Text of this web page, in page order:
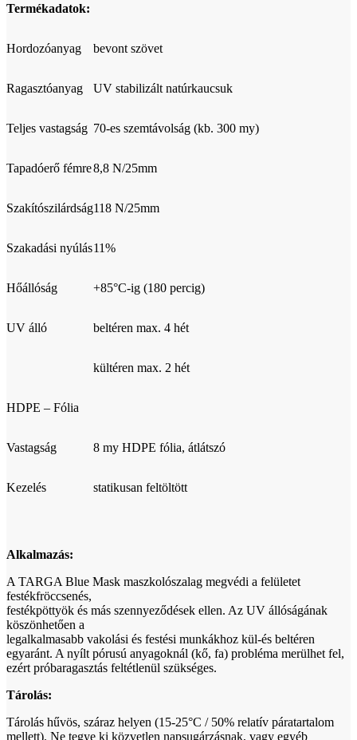
Termékadatok:
Hordozóanyag bevont szövet
Ragasztóanyag UV stabilizált natúrkaucsuk
Teljes vastagság 70-es szemtávolság (kb. 300 my)
Tapadóerő fémre8,8 N/25mm
Szakítószilárdság118 N/25mm
Szakadási nyúlás11%
Hőállóság +85°C-ig (180 percig)
UV álló beltéren max. 4 hét
kültéren max. 2 hét
HDPE – Fólia
Vastagság 8 my HDPE fólia, átlátszó
Kezelés statikusan feltöltött
Alkalmazás:
A TARGA Blue Mask maszkolószalag megvédi a felületet
festékfröccsenés,
festékpöttyök és más szennyeződések ellen. Az UV állóságának
köszönhetően a
legalkalmasabb vakolási és festési munkákhoz kül-és beltéren
egyaránt. A nyílt pórusú anyagoknál (kő, fa) probléma merülhet fel,
ezért próbaragasztás feltétlenül szükséges.
Tárolás:
Tárolás hűvös, száraz helyen (15-25°C / 50% relatív páratartalom
mellett). Ne tegye ki közvetlen napsugárzásnak, vagy egyéb